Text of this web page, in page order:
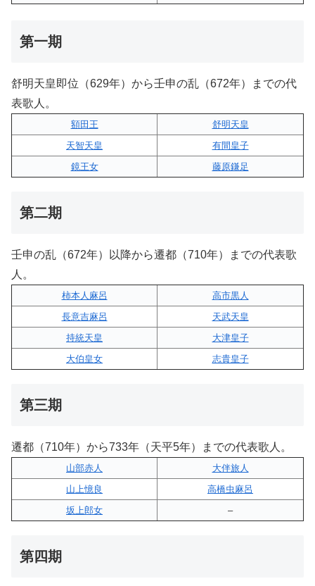
第一期
舒明天皇即位（629年）から壬申の乱（672年）までの代
表歌人。
額田王
舒明天皇
天智天皇
有間皇子
鏡王女
藤原鎌足
第二期
壬申の乱（672年）以降から遷都（710年）までの代表歌
人。
柿本人麻呂
高市黒人
長意吉麻呂
天武天皇
持統天皇
大津皇子
大伯皇女
志貴皇子
第三期
遷都（710年）から733年（天平5年）までの代表歌人。
山部赤人
大伴旅人
山上憶良
高橋虫麻呂
坂上郎女
–
第四期